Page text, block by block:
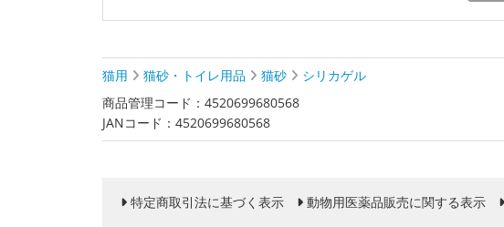
猫用 猫砂・トイレ用品 猫砂
シリカゲル
商品管理コード：4520699680568
JANコード：4520699680568
特定商取引法に基づく表示 動物用医薬品販売に関する表示